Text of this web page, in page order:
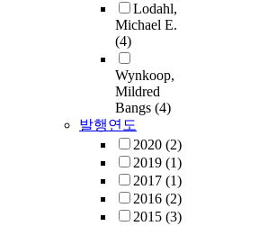
Lodahl,
Michael E.
(4)
Wynkoop,
Mildred
Bangs (4)
발행연도
2020 (2)
2019 (1)
2017 (1)
2016 (2)
2015 (3)